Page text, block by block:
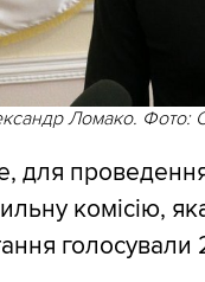
Ломако. Фото:
для
комісію,
голосували